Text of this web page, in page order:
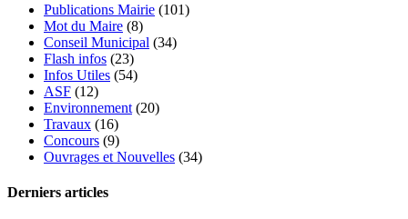
Publications Mairie (101)
Mot du Maire (8)
Conseil Municipal (34)
Flash infos (23)
Infos Utiles (54)
ASF (12)
Environnement (20)
Travaux (16)
Concours (9)
Ouvrages et Nouvelles (34)
Derniers articles